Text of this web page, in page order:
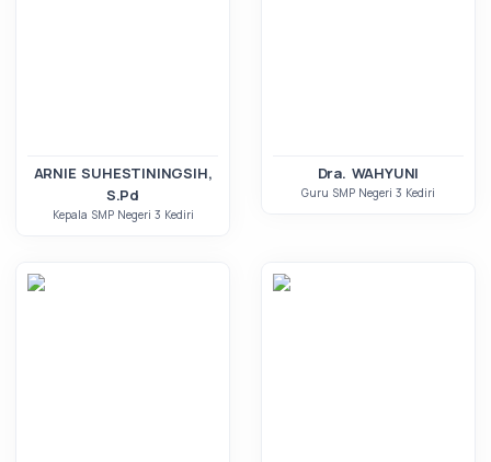
ARNIE SUHESTININGSIH,
S.Pd
Kepala SMP Negeri 3 Kediri
Dra. WAHYUNI
Guru SMP Negeri 3 Kediri